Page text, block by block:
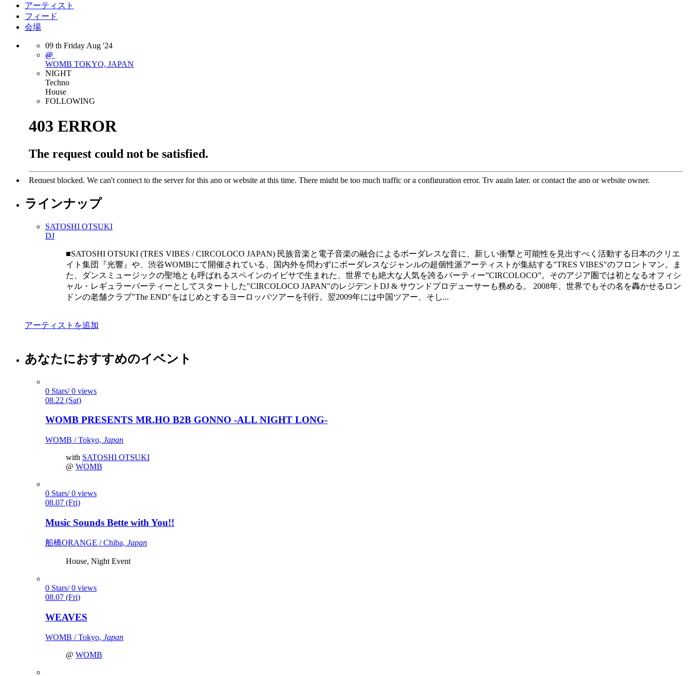
アーティスト
フィード
会場
09 th Friday Aug '24
@
WOMB TOKYO, JAPAN
NIGHT
Techno
House
FOLLOWING
ラインナップ
SATOSHI OTSUKI
DJ
■SATOSHI OTSUKI (TRES VIBES / CIRCOLOCO JAPAN) 民族音楽と電子音楽の融合によるボーダレスな音に、新しい衝撃と可能性を見出すべく活動する日本のクリエ
イト集団『光響』や、渋谷WOMBにて開催されている、国内外を問わずにボーダレスなジャンルの超個性派アーティストが集結する"TRES VIBES"のフロントマン。ま
た、ダンスミュージックの聖地とも呼ばれるスペインのイビサで生まれた、世界でも絶大な人気を誇るパーティー”CIRCOLOCO”。そのアジア圏では初となるオフィシ
ャル・レギュラーパーティーとしてスタートした"CIRCOLOCO JAPAN"のレジデントDJ & サウンドプロデューサーも務める。 2008年、世界でもその名を轟かせるロン
ドンの老舗クラブ"The END"をはじめとするヨーロッパツアーを刊行。翌2009年には中国ツアー、そし...
アーティストを追加
あなたにおすすめのイベント
0 Stars/ 0 views
08.22 (Sat)
WOMB PRESENTS MR.HO B2B GONNO -ALL NIGHT LONG-
WOMB / Tokyo, Japan
with SATOSHI OTSUKI
@ WOMB
0 Stars/ 0 views
08.07 (Fri)
Music Sounds Bette with You!!
船橋ORANGE / Chiba, Japan
House, Night Event
0 Stars/ 0 views
08.07 (Fri)
WEAVES
WOMB / Tokyo, Japan
@ WOMB